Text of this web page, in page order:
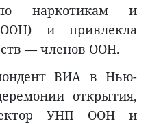
наркотикам и
и привлекла
— членов ООН.
ВИА в Нью-
открытия,
УНП ООН и